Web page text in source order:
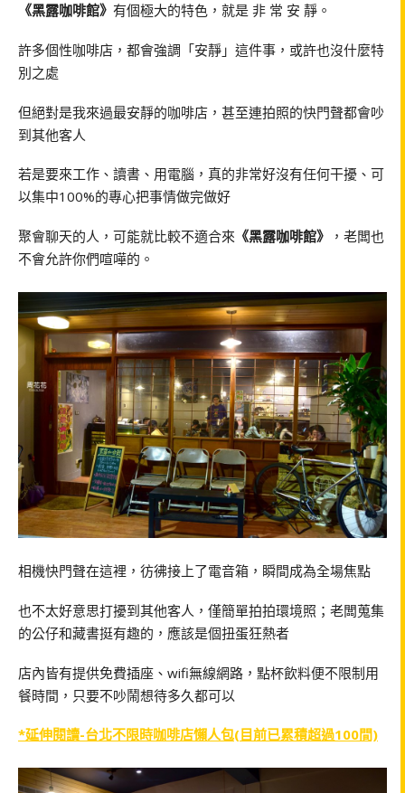
《黑露咖啡館》 有個極大的特色，就是 非 常 安 靜。
許多個性咖啡店，都會強調「安靜」這件事，或許也沒什麼特
別之處
但絕對是我來過最安靜的咖啡店，甚至連拍照的快門聲都會吵
到其他客人
若是要來工作、讀書、用電腦，真的非常好沒有任何干擾、可
以集中100%的專心把事情做完做好
聚會聊天的人，可能就比較不適合來 《黑露咖啡館》
，老闆也
不會允許你們喧嘩的。
相機快門聲在這裡，彷彿接上了電音箱，瞬間成為全場焦點
也不太好意思打擾到其他客人，僅簡單拍拍環境照；老闆蒐集
的公仔和藏書挺有趣的，應該是個扭蛋狂熱者
店內皆有提供免費插座、wifi無線網路，點杯飲料便不限制用
餐時間，只要不吵鬧想待多久都可以
*延伸閱讀-台北不限時咖啡店懶人包(目前已累積超過100間)